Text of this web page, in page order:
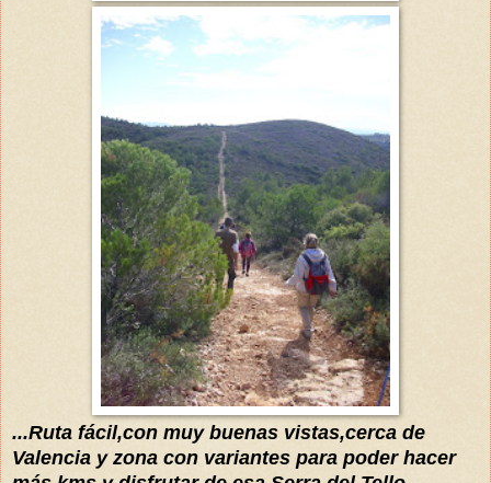
...Ruta fácil,con muy buenas vistas,cerca de
Valencia y zona con variantes para poder hacer